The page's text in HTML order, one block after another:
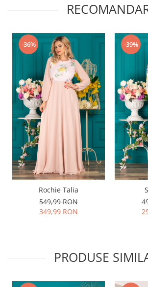
-36%
Rochie Talia
549,99 RON
349,99 RON
-39%
PRODUSE